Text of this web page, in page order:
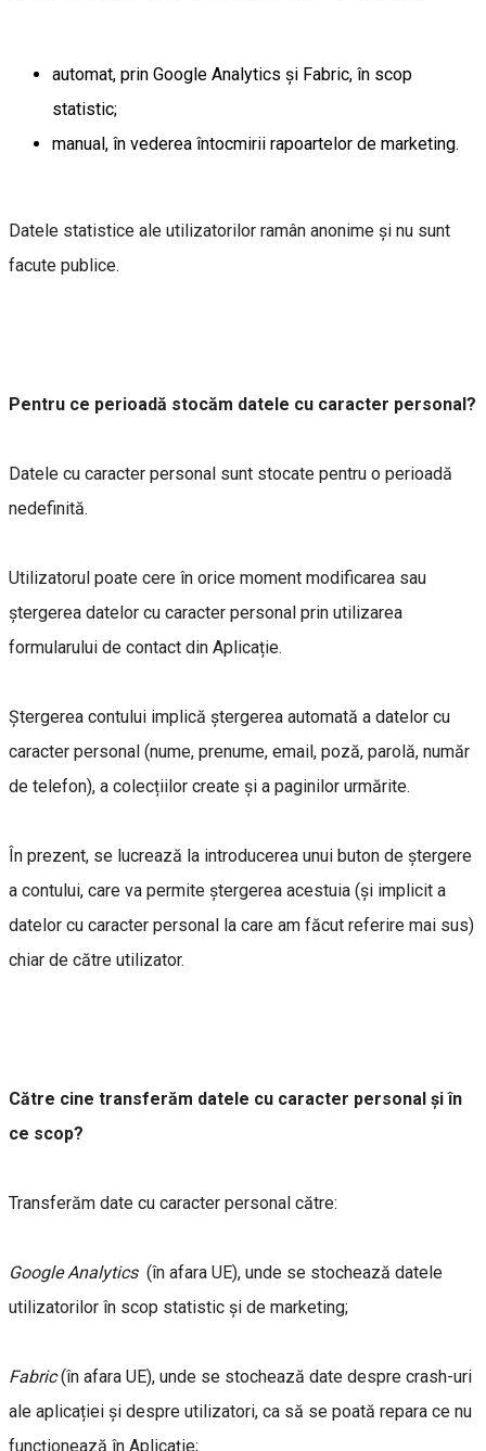
automat, prin Google Analytics și Fabric, în scop
statistic;
manual, în vederea întocmirii rapoartelor de marketing.
Datele statistice ale utilizatorilor ramân anonime și nu sunt
facute publice.
Pentru ce perioadă stocăm datele cu caracter personal?
Datele cu caracter personal sunt stocate pentru o perioadă
nedefinită.
Utilizatorul poate cere în orice moment modificarea sau
ștergerea datelor cu caracter personal prin utilizarea
formularului de contact din Aplicație.
Ștergerea contului implică ștergerea automată a datelor cu
caracter personal (nume, prenume, email, poză, parolă, număr
de telefon), a colecțiilor create și a paginilor urmărite.
În prezent, se lucrează la introducerea unui buton de ștergere
a contului, care va permite ștergerea acestuia (și implicit a
datelor cu caracter personal la care am făcut referire mai sus)
chiar de către utilizator.
Către cine transferăm datele cu caracter personal și în
ce scop?
Transferăm date cu caracter personal către:
Google Analytics(în afara UE), unde se stochează datele
utilizatorilor în scop statistic și de marketing;
Fabric(în afara UE), unde se stochează date despre crash-uri
ale aplicației și despre utilizatori, ca să se poată repara ce nu
funcționează în Aplicație;